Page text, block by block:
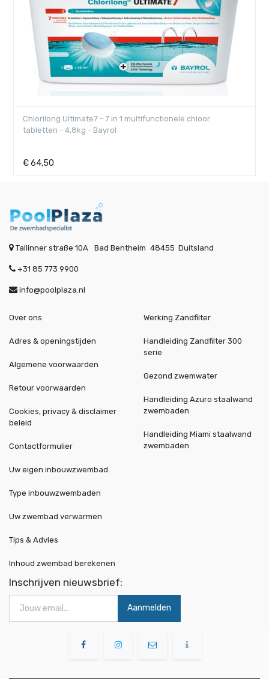
Chlorilong Ultimate7 - 7 in 1 multifunctionele chloor
tabletten - 4,8kg - Bayrol
€64,50
Tallinner straße 10A Bad Bentheim 48455 Duitsland
+31 85 773 9900
info@poolplaza.nl
Over ons
Adres & openingstijden
Algemene voorwaarden
Retour voorwaarden
Cookies, privacy & disclaimer
beleid
Contactformulier
Werking Zandfilter
Handleiding Zandfilter 300
serie
Gezond zwemwater
Handleiding Azuro staalwand
zwembaden
Handleiding Miami staalwand
zwembaden
Uw eigen inbouwzwembad
Type inbouwzwembaden
Uw zwembad verwarmen
Tips & Advies
Inhoud zwembad berekenen
Inschrijven nieuwsbrief:
Aanmelden